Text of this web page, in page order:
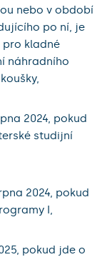
nebo v období
po ní, je
kladné
náhradního
2024, pokud
studijní
2024, pokud
I,
pokud jde o